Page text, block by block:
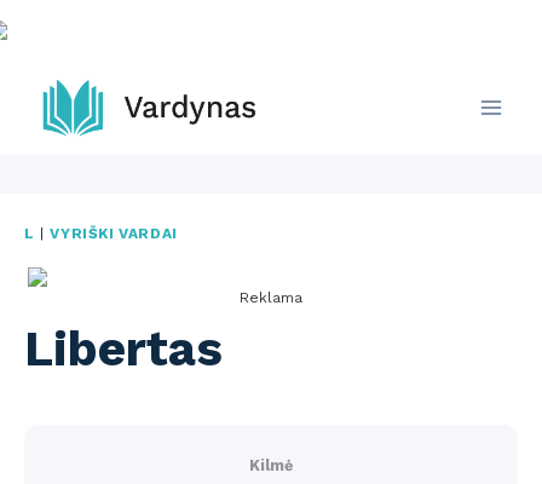
Skip
to
content
L |VYRIŠKI VARDAI
Reklama
Libertas
Kilmė